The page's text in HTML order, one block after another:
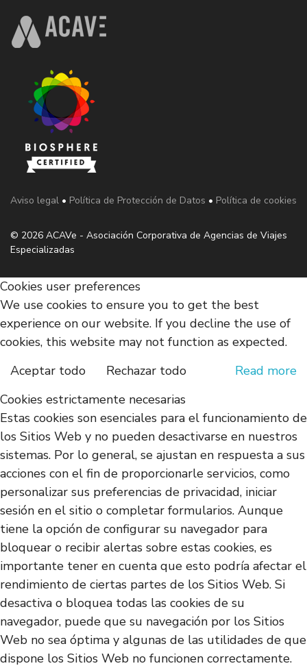
Aviso legal • Política de Protección de Datos • Política de cookies
© 2026 ACAVe - Asociación Corporativa de Agencias de Viajes
Especializadas
Cookies user preferences
We use cookies to ensure you to get the best
experience on our website. If you decline the use of
cookies, this website may not function as expected.
Aceptar todo
Rechazar todo
Read more
Cookies estrictamente necesarias
Estas cookies son esenciales para el funcionamiento de
los Sitios Web y no pueden desactivarse en nuestros
sistemas. Por lo general, se ajustan en respuesta a sus
acciones con el fin de proporcionarle servicios, como
personalizar sus preferencias de privacidad, iniciar
sesión en el sitio o completar formularios. Aunque
tiene la opción de configurar su navegador para
bloquear o recibir alertas sobre estas cookies, es
importante tener en cuenta que esto podría afectar el
rendimiento de ciertas partes de los Sitios Web. Si
desactiva o bloquea todas las cookies de su
navegador, puede que su navegación por los Sitios
Web no sea óptima y algunas de las utilidades de que
dispone los Sitios Web no funcionen correctamente.